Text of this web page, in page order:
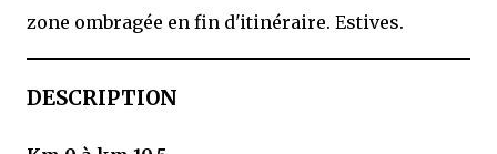
zone ombragée en fin d'itinéraire. Estives.
DESCRIPTION